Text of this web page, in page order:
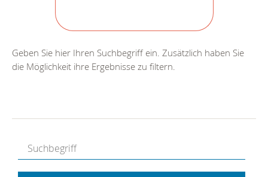
Geben Sie hier Ihren Suchbegriff ein. Zusätzlich haben Sie
die Möglichkeit ihre Ergebnisse zu filtern.